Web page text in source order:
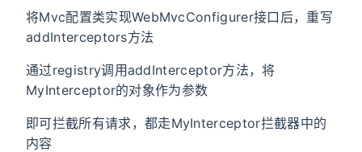
将Mvc配置类实现WebMvcConfigurer接口后，重写
addInterceptors方法
通过registry调用addInterceptor方法，将
MyInterceptor的对象作为参数
即可拦截所有请求，都走MyInterceptor拦截器中的
内容